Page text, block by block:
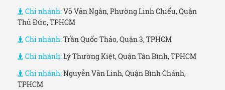
Chi nhánh:Võ Văn Ngân, Phường Linh Chiểu, Quận
Thủ Đức, TPHCM
Chi nhánh:Trần Quốc Thảo, Quận 3, TPHCM
Chi nhánh:Lý Thường Kiệt, Quận Tân Bình, TPHCM
Chi nhánh:Nguyễn Văn Linh, Quận Bình Chánh,
TPHCM